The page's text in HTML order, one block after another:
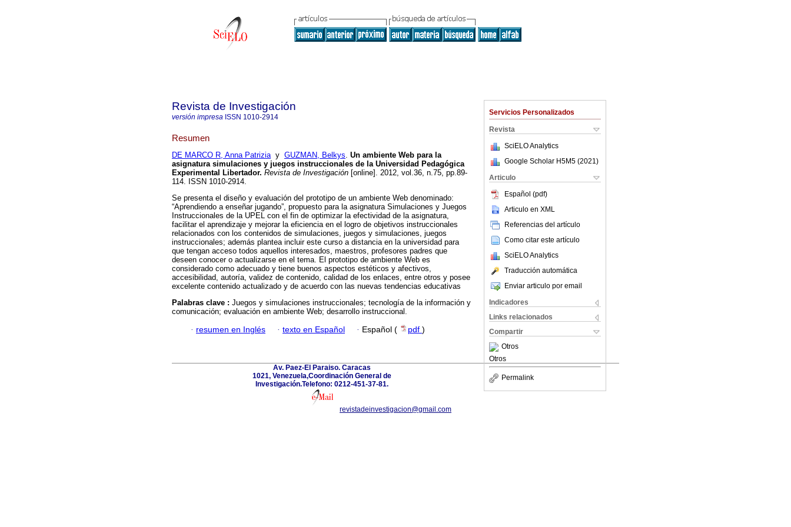
Servicios Personalizados
Revista
SciELO Analytics
Google Scholar H5M5 (2021 )
Articulo
Español (pdf)
Articulo en XML
Referencias del artículo
Como citar este artículo
SciELO Analytics
Traducción automática
Enviar articulo por email
Indicadores
Links relacionados
Compartir
Otros
Otros
Permalink
Revista de Investigación
versión impresa ISSN 1010-2914
Resumen
DE MARCO R, Anna Patriziay GUZMAN, Belkys. Un ambiente Web para la
asignatura simulaciones y juegos instruccionales de la Universidad Pedagógica
Experimental Libertador. Revista de Investigación [online]. 2012, vol.36, n.75, pp.89-
114. ISSN 1010-2914.
Se presenta el diseño y evaluación del prototipo de un ambiente Web denominado:
“Aprendiendo a enseñar jugando”, propuesto para la asignatura Simulaciones y Juegos
Instruccionales de la UPEL con el fin de optimizar la efectividad de la asignatura,
facilitar el aprendizaje y mejorar la eficiencia en el logro de objetivos instruccionales
relacionados con los contenidos de simulaciones, juegos y simulaciones, juegos
instruccionales; además plantea incluir este curso a distancia en la universidad para
que tengan acceso todos aquellos interesados, maestros, profesores padres que
deseen conocer o actualizarse en el tema. El prototipo de ambiente Web es
considerado como adecuado y tiene buenos aspectos estéticos y afectivos,
accesibilidad, autoría, validez de contenido, calidad de los enlaces, entre otros y posee
excelente contenido actualizado y de acuerdo con las nuevas tendencias educativas
Palabras clave : Juegos y simulaciones instruccionales; tecnología de la información y
comunicación; evaluación en ambiente Web; desarrollo instruccional.
· resumen en Inglés · texto en Español · Español ( pdf )
Av. Paez-El Paraiso. Caracas
1021, Venezuela,Coordinación General de
Investigación.Telefono: 0212-451-37-81.
revistadeinvestigacion@gmail.com